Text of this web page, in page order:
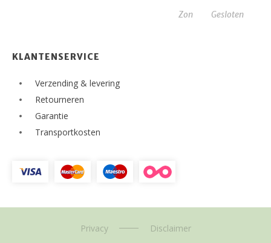
Zon Gesloten
KLANTENSERVICE
Verzending & levering
Retourneren
Garantie
Transportkosten
Privacy
Disclaimer